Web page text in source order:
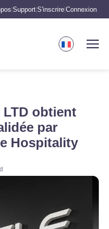
Support S'inscrire Connexion
LTD obtient
par
Hospitality